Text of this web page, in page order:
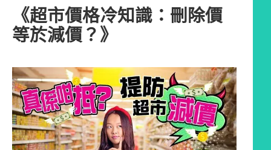
《超市價格冷知識：刪除價
等於減價？》